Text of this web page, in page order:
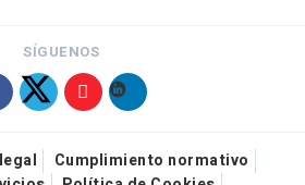
SÍGUENOS
Cumplimiento normativo